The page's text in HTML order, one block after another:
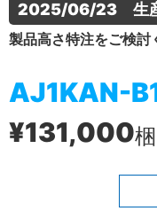
2025/06/23　生
製品高さ特注をご検討
AJ1KAN-
¥131,000梱